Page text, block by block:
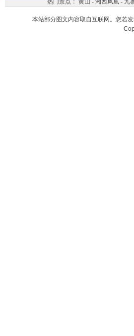
热门景点： 黄山 - 湘西凤凰- 九
本站部分图文内容取自互联网。您若